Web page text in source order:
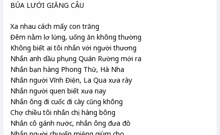
BỦA LƯỚI GIĂNG CÂU
Xa nhau cách mấy con trăng
Đêm nằm lơ lửng, uống ăn không thường
Không biết ai tôi nhắn với người thương
Nhắn anh dầu phụng Quán Rường mới ra
Nhắn bạn hàng Phong Thử, Hà Nha
Nhắn người Vĩnh Điện, La Qua xưa rày
Nhắn người quen biết xưa nay
Nhắn ông đi cuốc đi cày cũng không
Chợ chiều tôi nhắn chị hàng bông
Nhắn cô gánh nước, nhắn ông đưa đò